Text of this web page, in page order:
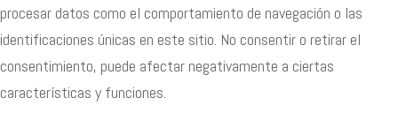
procesar datos como el comportamiento de navegación o las
identificaciones únicas en este sitio. No consentir o retirar el
consentimiento, puede afectar negativamente a ciertas
características y funciones.